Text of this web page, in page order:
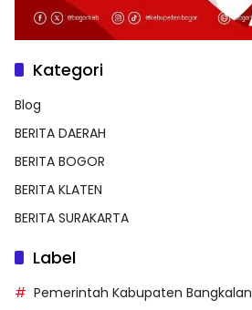
Kategori
Blog
BERITA DAERAH
BERITA BOGOR
BERITA KLATEN
BERITA SURAKARTA
Label
Pemerintah Kabupaten Bangkalan